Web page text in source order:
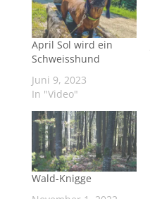
April Sol wird ein
Schweisshund
Juni 9, 2023
In "Video"
Wald-Knigge